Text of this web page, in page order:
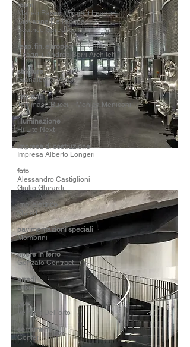
team
Matteo Pavesi (Project Leader)
Giovanna Dell'acqua
Beatrice Spreafico
resp. fin. europeo
Beagri + Andrea Borri Architetti
strutture
Gianalberto Vecchi
impianti
Tommaso Bucci + Monica Meniconi
illuminazione
Hi Lite Next
impresa di costruzione
Impresa Alberto Longeri
foto
Alessandro Castiglioni
Giulio Ghirardi
imp. elettrico
Manet
pavimentazioni speciali
Mombrini
opere in ferro
Gonzato Contract
arredi
Dibieffe
vetri
Vetraria Dell'orto
serramenti
Confer